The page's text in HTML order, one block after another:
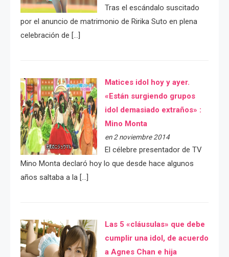
Tras el escándalo suscitado
por el anuncio de matrimonio de Ririka Suto en plena
celebración de […]
Matices idol hoy y ayer.
«Están surgiendo grupos
idol demasiado extraños» :
Mino Monta
en 2 noviembre 2014
El célebre presentador de TV
Mino Monta declaró hoy lo que desde hace algunos
años saltaba a la […]
Las 5 «cláusulas» que debe
cumplir una idol, de acuerdo
a Agnes Chan e hija